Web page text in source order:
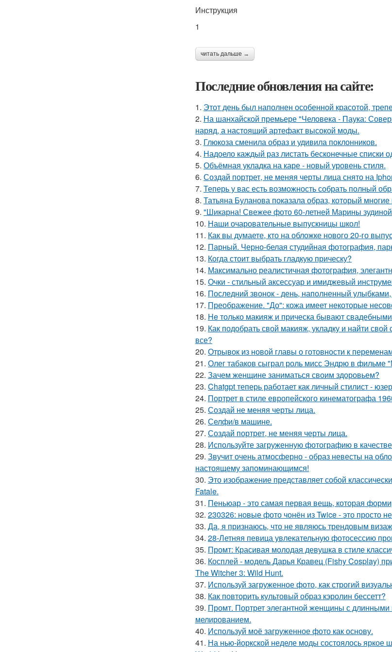
Инструкция
1
читать дальше →
Последние обновления на сайте:
1. Этот день был наполнен особенной красотой,
2. На шанхайской премьере "Человека - Паука:
наряд, а настоящий артефакт высокой моды.
3. Глюкоза сменила образ и удивила поклонников.
4. Надоело каждый раз листать бесконечные списки
5. Объёмная укладка на каре - новый уровень стиля.
6. Создай портрет, не меняя черты лица снято на
7. Теперь у вас есть возможность собрать полный
8. Татьяна Буланова показала образ, который
9. "Шикарна! Свежее фото 60-летней Марины зудиной
10. Наши очаровательные выпускницы школ!
11. Как вы думаете, кто на обложке нового 20-го
12. Парный. Черно-белая студийная фотография,
13. Когда стоит выбрать гладкую прическу?
14. Максимально реалистичная фотография,
15. Очки - стильный аксессуар и имиджевый
16. Последний звонок - день, наполненный
17. Преображение. "До": кожа имеет некоторые
18. He только макияж и прическа бывают
19. Как подобрать свой макияж, укладку и найти
все?
20. Отрывок из новой главы о готовности к
21. Олег табаков сыграл роль мисс Эндрю в фильме
22. Зачем женщине заниматься своим здоровьем?
23. Chatgpt теперь работает как личный стилист -
24. Портрет в стиле европейского кинематографа
25. Создай не меняя черты лица.
26. Селфи/в машине.
27. Создай портрет, не меняя черты лица.
28. Используйте загруженную фотографию в
29. Звучит очень атмосферно - образ невесты на
настоящему запоминающимся!
30. Это изображение представляет собой
Fatale.
31. Пеньюар - это самая первая вещь, которая
32. 230326: новые фото чонён из Twice - это просто
33. Да, я признаюсь, что не являюсь трендовым
34. 28-Летняя певица увлекательную фотосессию
35. Промт: Красивая молодая девушка в стиле
36. Косплей - модель Дарья Кравец (Fishy Cosplay)
The Witcher 3: Wild Hunt.
37. Используй загруженное фото, как строгий
38. Как повторить культовый образ кэролин бессетт?
39. Промт. Портрет элегантной женщины с
мелированием.
40. Используй моё загруженное фото как основу.
41. На нью-йоркской неделе моды состоялось яркое